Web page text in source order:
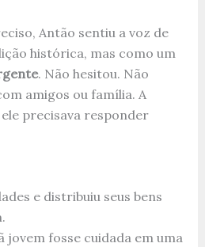
Antão sentiu a voz de
histórica, mas como um
. Não hesitou. Não
amigos ou família. A
precisava responder
e distribuiu seus bens
jovem fosse cuidada em uma